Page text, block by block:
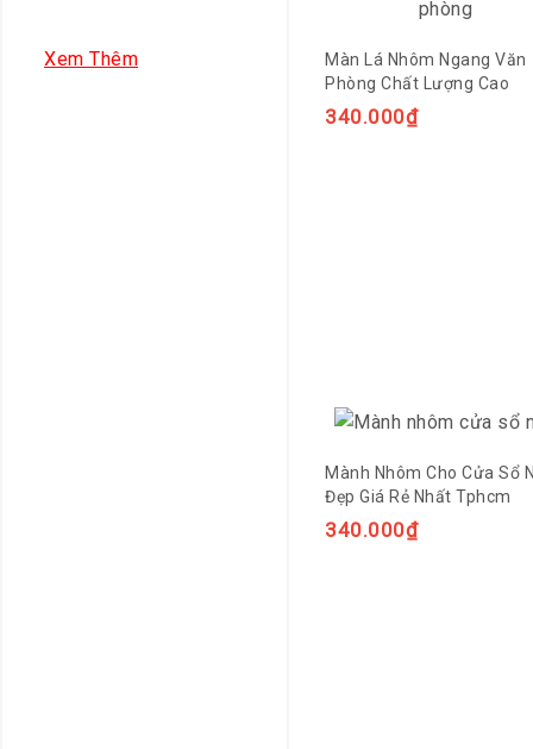
Xem Thêm
Màn Lá Nhôm Ngang Văn
Phòng Chất Lượng Cao
340.000₫
Mành Nhôm Cho Cửa Sổ
Đẹp Giá Rẻ Nhất Tphcm
340.000₫